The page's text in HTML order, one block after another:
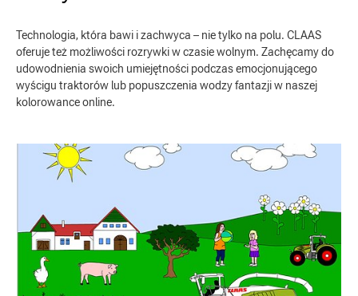
Technologia, która bawi i zachwyca – nie tylko na polu. CLAAS
oferuje też możliwości rozrywki w czasie wolnym. Zachęcamy do
udowodnienia swoich umiejętności podczas emocjonującego
wyścigu traktorów lub popuszczenia wodzy fantazji w naszej
kolorowance online.